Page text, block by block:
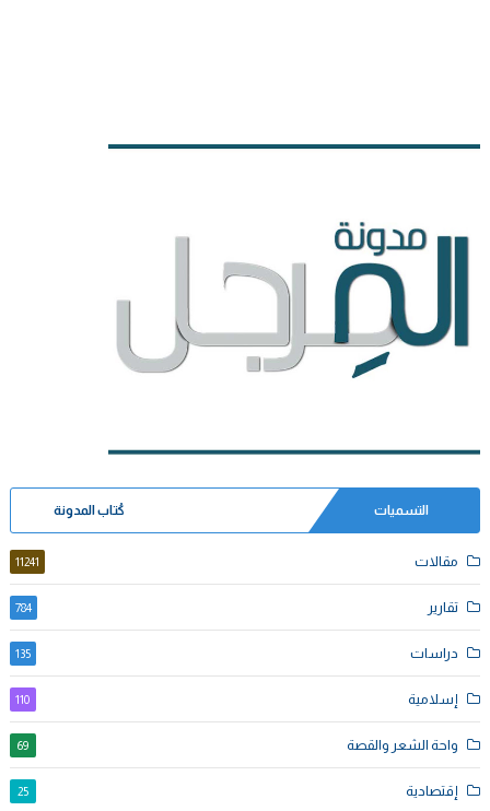
التسميات كُتاب المدونة
مقالات 11241
تقارير 784
دراسات 135
إسلامية 110
واحة الشعر والقصة 69
إقتصادية 25